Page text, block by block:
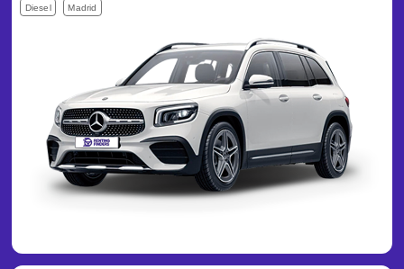
Diesel Madrid